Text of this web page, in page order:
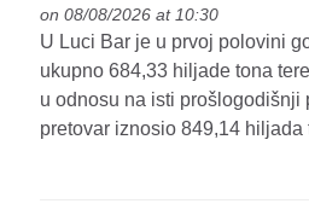
on 08/08/2026 at 10:30
U Luci Bar je u prvoj polovini
ukupno 684,33 hiljade tona
u odnosu na isti prošlogodišnji
pretovar iznosio 849,14 hiljada